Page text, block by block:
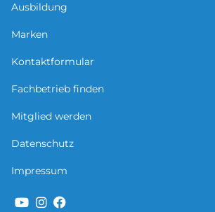
Ausbildung
Marken
Kontaktformular
Fachbetrieb finden
Mitglied werden
Datenschutz
Impressum